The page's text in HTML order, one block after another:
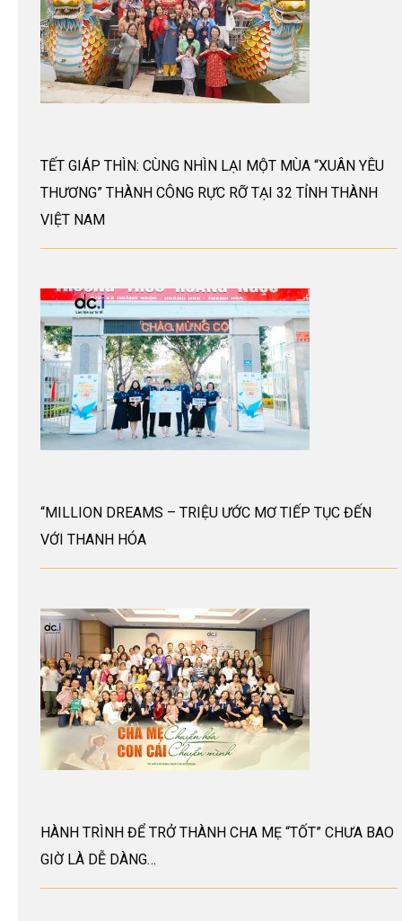
TẾT GIÁP THÌN: CÙNG NHÌN LẠI MỘT MÙA “XUÂN YÊU
THƯƠNG” THÀNH CÔNG RỰC RỠ TẠI 32 TỈNH THÀNH
VIỆT NAM
“MILLION DREAMS – TRIỆU ƯỚC MƠ TIẾP TỤC ĐẾN
VỚI THANH HÓA
HÀNH TRÌNH ĐỂ TRỞ THÀNH CHA MẸ “TỐT” CHƯA BAO
GIỜ LÀ DỄ DÀNG…